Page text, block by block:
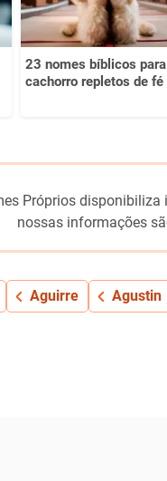
23 nomes bíblicos para
cachorro repletos de fé
Próprios
nossas informações
Aguirre Agustin